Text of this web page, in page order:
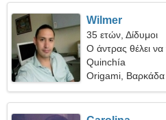
Wilmer
35 ετών, Δίδυμοι
Ο άντρας θέλει να
Quinchía
Origami, Βαρκάδα